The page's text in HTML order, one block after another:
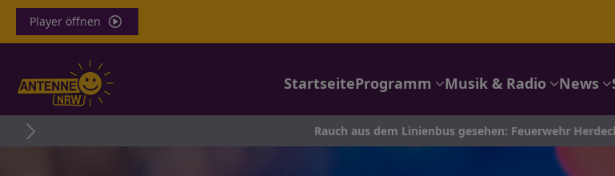
Player öffnen
StartseiteProgramm Musik & Radio News
Rauch aus dem Linienbus gesehen: Feuerwehr Herdecke sucht